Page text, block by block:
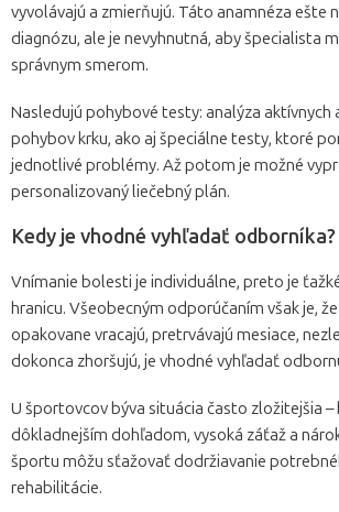
vyvolávajú a zmierňujú. Táto anamnéza ešte
diagnózu, ale je nevyhnutná, aby špecialista
správnym smerom.
Nasledujú pohybové testy: analýza aktívnych
pohybov krku, ako aj špeciálne testy, ktoré
jednotlivé problémy. Až potom je možné
personalizovaný liečebný plán.
Kedy je vhodné vyhľadať odborníka?
Vnímanie bolesti je individuálne, preto je
hranicu. Všeobecným odporúčaním však je,
opakovane vracajú, pretrvávajú mesiace,
dokonca zhoršujú, je vhodné vyhľadať
U športovcov býva situácia často zložitejšia –
dôkladnejším dohľadom, vysoká záťaž a
športu môžu sťažovať dodržiavanie
rehabilitácie.